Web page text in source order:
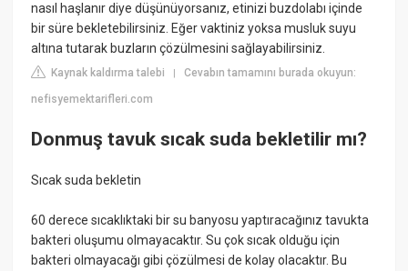
nasıl haşlanır diye düşünüyorsanız, etinizi buzdolabı içinde
bir süre bekletebilirsiniz. Eğer vaktiniz yoksa musluk suyu
altına tutarak buzların çözülmesini sağlayabilirsiniz.
Kaynak kaldırma talebi |Cevabın tamamını burada okuyun:
nefisyemektarifleri.com
Donmuş tavuk sıcak suda bekletilir mı?
Sıcak suda bekletin
60 derece sıcaklıktaki bir su banyosu yaptıracağınız tavukta
bakteri oluşumu olmayacaktır. Su çok sıcak olduğu için
bakteri olmayacağı gibi çözülmesi de kolay olacaktır. Bu